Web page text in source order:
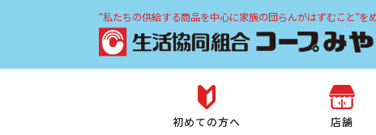
“私たちの供給する商品を中心に家族の団らんがはずむこと”を
初めての方へ 店舗